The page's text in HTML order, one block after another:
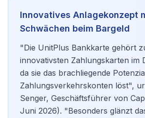
Innovatives Anlagekonzept
Schwächen beim Bargeld
"Die UnitPlus Bankkarte gehört
innovativsten Zahlungskarten im
da sie das brachliegende
Zahlungsverkehrskonten löst",
Senger, Geschäftsführer von
Juni 2026). "Besonders glänzt